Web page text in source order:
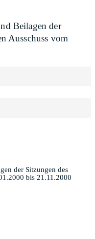
Beilagen der
Ausschuss vom
der Sitzungen des
bis 21.11.2000